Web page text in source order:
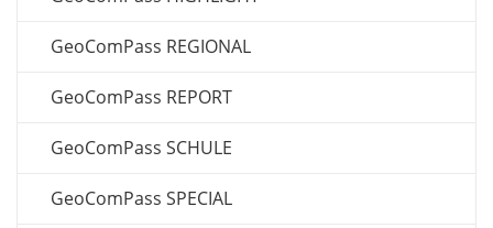
GeoComPass REGIONAL
GeoComPass REPORT
GeoComPass SCHULE
GeoComPass SPECIAL